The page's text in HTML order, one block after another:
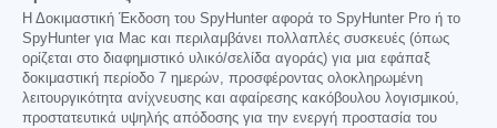
Η Δοκιμαστική Έκδοση του SpyHunter αφορά το SpyHunter Pro ή το
SpyHunter για Mac και περιλαμβάνει πολλαπλές συσκευές (όπως
ορίζεται στο διαφημιστικό υλικό/σελίδα αγοράς) για μια εφάπαξ
δοκιμαστική περίοδο 7 ημερών, προσφέροντας ολοκληρωμένη
λειτουργικότητα ανίχνευσης και αφαίρεσης κακόβουλου λογισμικού,
προστατευτικά υψηλής απόδοσης για την ενεργή προστασία του